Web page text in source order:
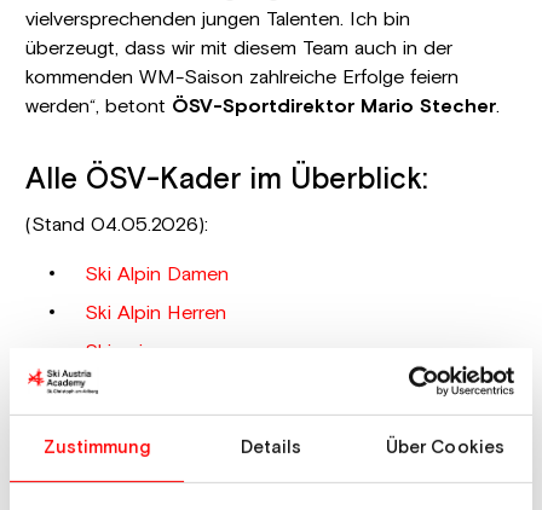
Zustimmung Details Über Cookies
vielversprechenden jungen Talenten. Ich bin
überzeugt, dass wir mit diesem Team auch in der
kommenden WM-Saison zahlreiche Erfolge feiern
werden“, betont ÖSV-Sportdirektor Mario Stecher.
Alle ÖSV-Kader im Überblick:
(Stand 04.05.2026):
Ski Alpin Damen
Ski Alpin Herren
Skispringen
Nordische Kombination